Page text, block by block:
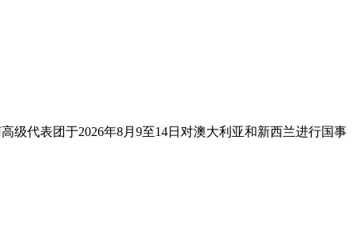
级代表团于2026年8月9至14日对澳大利亚和新西兰进行国事